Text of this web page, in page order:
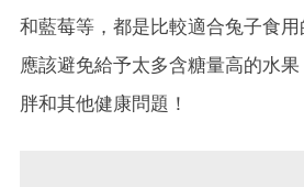
和藍莓等，都是比較適合兔子食
應該避免給予太多含糖量高的水
胖和其他健康問題！